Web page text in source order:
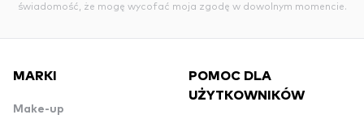
świadomość, że mogę wycofać moja zgodę w dowolnym momencie.
MARKI
Make-up
POMOC DLA
UŻYTKOWNIKÓW